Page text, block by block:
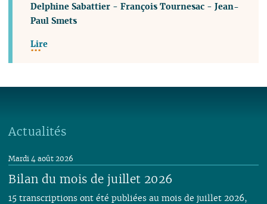
Delphine Sabattier -François Tournesac -Jean-
Paul Smets
Lire
Actualités
Bilan du mois de juillet 2026
Mardi 4 août 2026
15 transcriptions ont été publiées au mois de juillet 2026,